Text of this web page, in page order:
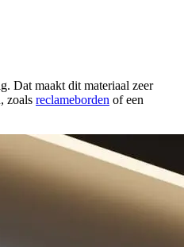
Dat maakt dit materiaal zeer
zoals reclameborden of een